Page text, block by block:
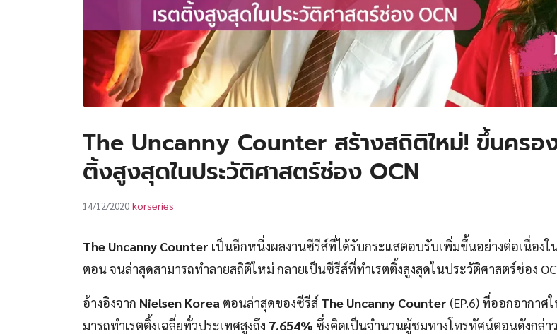
The Uncanny Counter สร้างสถิติใหม่! ขึ้นครอ
ติ้งสูงสุดในประวัติศาสตร์ช่อง OCN
14/12/2020 korseries
The Uncanny Counter เป็นอีกหนึ่งผลงานซีรีส์ที่ได้รับกระแสตอบรับเพิ่มขึ้นอย่างต่อเนื่องใ
ตอน จนล่าสุดสามารถทำลายสถิติใหม่ กลายเป็นซีรีส์ที่ทำเรตติ้งสูงสุดในประวัติศาสตร์ช่อง
อ้างอิงจาก Nielsen Korea ตอนล่าสุดของซีรีส์ The Uncanny Counter (EP.6) ที่ออกอากาศ
มารถทำเรตติ้งเฉลี่ยทั่วประเทศสูงถึง 7.654% ซึ่งคิดเป็นจำนวนผู้ชมทางโทรทัศน์ตอนดังกล่า